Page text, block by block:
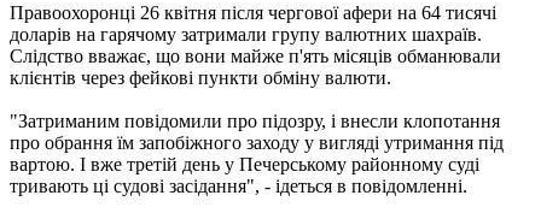
Правоохоронці 26 квітня після чергової афери на 64 тисячі
доларів на гарячому затримали групу валютних шахраїв.
Слідство вважає, що вони майже п'ять місяців обманювали
клієнтів через фейкові пункти обміну валюти.
"Затриманим повідомили про підозру, і внесли клопотання
про обрання їм запобіжного заходу у вигляді утримання під
вартою. І вже третій день у Печерському районному суді
тривають ці судові засідання", - ідеться в повідомленні.